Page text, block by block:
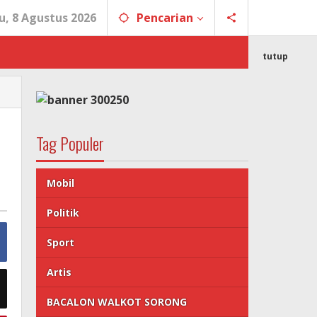
8 Agustus 2026 Pencarian
tutup
Tag Populer
Mobil
Politik
Sport
Artis
BACALON WALKOT SORONG